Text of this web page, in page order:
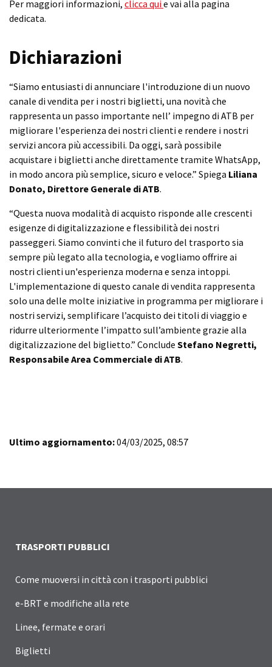
Per maggiori informazioni, clicca quie vai alla pagina
dedicata.
Dichiarazioni
“Siamo entusiasti di annunciare l'introduzione di un nuovo
canale di vendita per i nostri biglietti, una novità che
rappresenta un passo importante nell’ impegno di ATB per
migliorare l'esperienza dei nostri clienti e rendere i nostri
servizi ancora più accessibili. Da oggi, sarà possibile
acquistare i biglietti anche direttamente tramite WhatsApp,
in modo ancora più semplice, sicuro e veloce.” Spiega Liliana
Donato, Direttore Generale di ATB.
“Questa nuova modalità di acquisto risponde alle crescenti
esigenze di digitalizzazione e flessibilità dei nostri
passeggeri. Siamo convinti che il futuro del trasporto sia
sempre più legato alla tecnologia, e vogliamo offrire ai
nostri clienti un'esperienza moderna e senza intoppi.
L'implementazione di questo canale di vendita rappresenta
solo una delle molte iniziative in programma per migliorare i
nostri servizi, semplificare l’acquisto dei titoli di viaggio e
ridurre ulteriormente l’impatto sull’ambiente grazie alla
digitalizzazione del biglietto.” Conclude Stefano Negretti,
Responsabile Area Commerciale di ATB.
Ultimo aggiornamento:04/03/2025, 08:57
TRASPORTI PUBBLICI
Come muoversi in città con i trasporti pubblici
e-BRT e modifiche alla rete
Linee, fermate e orari
Biglietti